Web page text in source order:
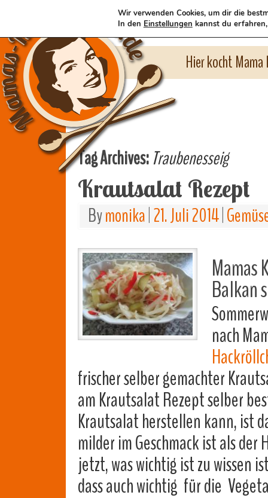
Hier kocht
Tag Archives:Traubenesseig
Krautsalat Rezept
Bymonika 21. Juli 2014
Mamas
Balkan
nach
frischer selber gemachter
am Krautsalat Rezept selber
Krautsalat herstellen kann, ist
milder im Geschmack ist als
jetzt, was wichtig ist zu wissen
dass auch wichtig für die
Wir verwenden Cookies, um dir die
In den Einstellungen kannst du